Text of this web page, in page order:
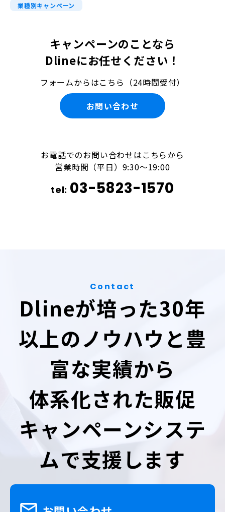
業種別キャンペーン
キャンペーンのことなら
Dlineにお任せください！
フォームからはこちら（24時間受付）
お問い合わせ
お電話でのお問い合わせはこちらから
営業時間（平日）9:30～19:00
03-5823-1570
Contact
Dlineが培った30年
以上のノウハウと豊
富な実績から
体系化された販促
キャンペーンシステ
ムで支援します